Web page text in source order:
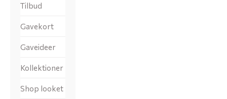
Tilbud
Gavekort
Gaveideer
Kollektioner
Shop looket